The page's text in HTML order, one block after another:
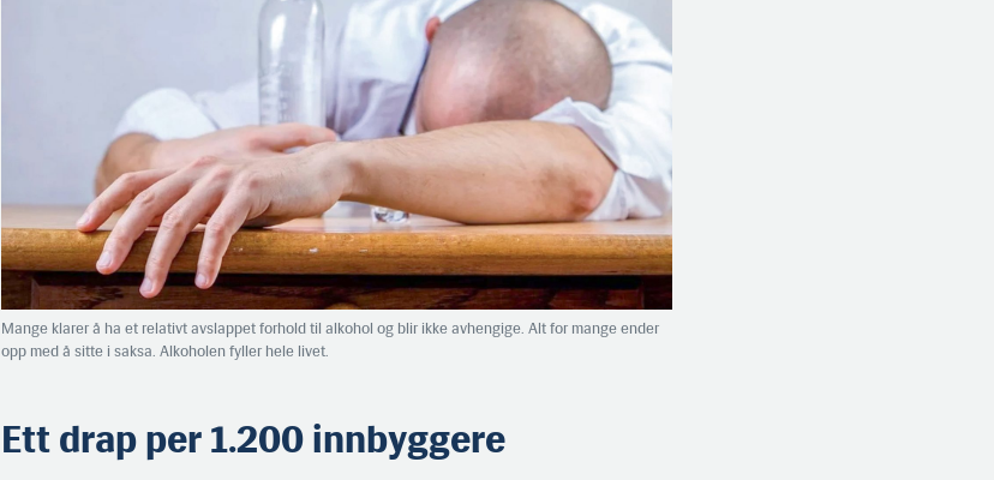
Mange klarer å ha et relativt avslappet forhold til alkohol og blir ikke avhengige. Alt for mange ender
opp med å sitte i saksa. Alkoholen fyller hele livet.
Ett drap per 1.200 innbyggere